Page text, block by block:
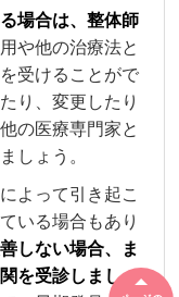
場合は、整体師
や他の治療法と
受けることがで
り、変更したり
の医療専門家と
しょう。
よって引き起こ
いる場合もあり
しない場合、ま
を受診しましょ